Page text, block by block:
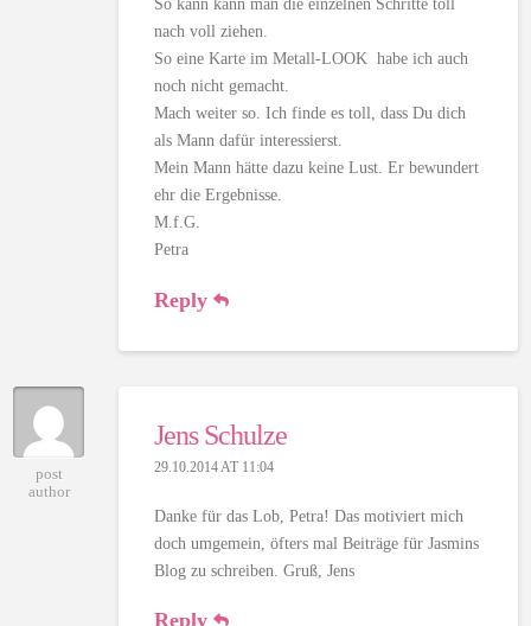
So kann kann man die einzelnen Schritte toll
nach voll ziehen.
So eine Karte im Metall-LOOK habe ich auch
noch nicht gemacht.
Mach weiter so. Ich finde es toll, dass Du dich
als Mann dafür interessierst.
Mein Mann hätte dazu keine Lust. Er bewundert
ehr die Ergebnisse.
M.f.G.
Petra
Reply
post
author
Jens Schulze
29.10.2014 AT 11:04
Danke für das Lob, Petra! Das motiviert mich
doch umgemein, öfters mal Beiträge für Jasmins
Blog zu schreiben. Gruß, Jens
Reply